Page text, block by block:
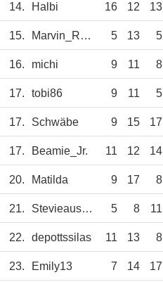
14. Halbi 16 12 13
15. Marvin_Rameil 5 13 5
16. michi 9 11 8
17. tobi86 9 11 5
17. Schwäbe 9 15 17
17. Beamie_Jr. 11 12 14
20. Matilda 9 17 8
21. StevieausKöln 5 8 11
22. depottssilas 11 13 8
23. Emily13 7 14 17